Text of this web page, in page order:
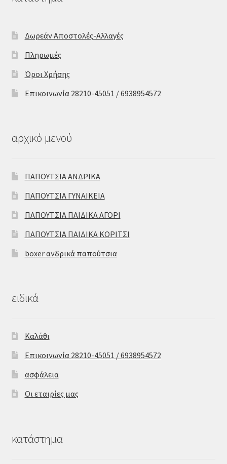
Δωρεάν Αποστολές-Αλλαγές
Πληρωμές
Όροι Χρήσης
Επικοινωνία 28210-45051 / 6938954572
αρχικό μενού
ΠΑΠΟΥΤΣΙΑ ΑΝΔΡΙΚΑ
ΠΑΠΟΥΤΣΙΑ ΓΥΝΑΙΚΕΙΑ
ΠΑΠΟΥΤΣΙΑ ΠΑΙΔΙΚΑ ΑΓΟΡΙ
ΠΑΠΟΥΤΣΙΑ ΠΑΙΔΙΚΑ ΚΟΡΙΤΣΙ
boxer ανδρικά παπούτσια
ειδικά
Καλάθι
Επικοινωνία 28210-45051 / 6938954572
ασφάλεια
Οι εταιρίες μας
κατάστημα